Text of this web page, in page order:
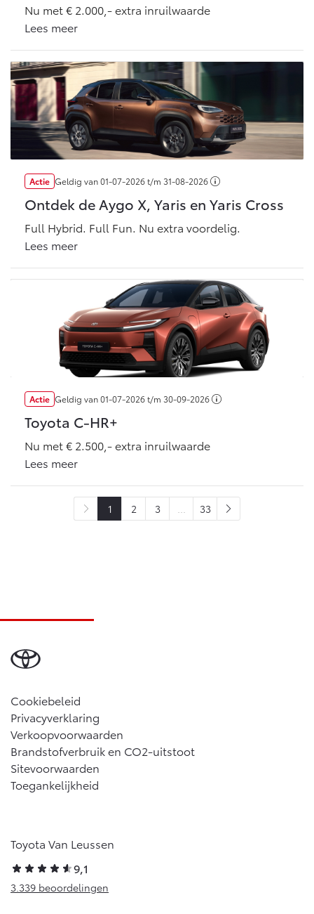
Nu met € 2.000,- extra inruilwaarde
Lees meer
Actie Geldig van01-07-2026t/m 31-08-2026
Ontdek de Aygo X, Yaris en Yaris Cross
Full Hybrid. Full Fun. Nu extra voordelig.
Lees meer
Actie Geldig van01-07-2026t/m 30-09-2026
Toyota C-HR+
Nu met € 2.500,- extra inruilwaarde
Lees meer
1 2 3 ... 33
Cookiebeleid
Privacyverklaring
Verkoopvoorwaarden
Brandstofverbruik en CO2-uitstoot
Sitevoorwaarden
Toegankelijkheid
Toyota Van Leussen
9,1
3.339 beoordelingen